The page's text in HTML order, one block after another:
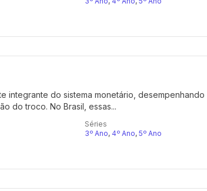
integrante do sistema monetário,
do troco. No Brasil, essas...
Séries
3º Ano, 4º Ano, 5º Ano